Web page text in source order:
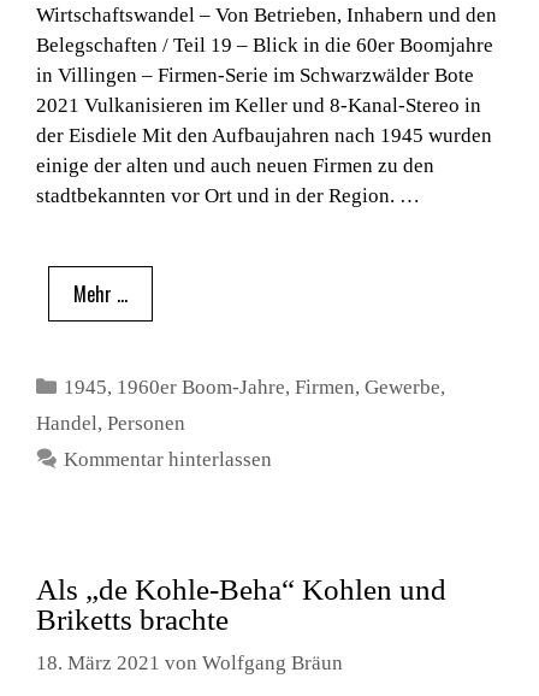
Wirtschaftswandel – Von Betrieben, Inhabern und den
Belegschaften / Teil 19 – Blick in die 60er Boomjahre
in Villingen – Firmen-Serie im Schwarzwälder Bote
2021 Vulkanisieren im Keller und 8-Kanal-Stereo in
der Eisdiele Mit den Aufbaujahren nach 1945 wurden
einige der alten und auch neuen Firmen zu den
stadtbekannten vor Ort und in der Region. …
Mehr …
Kategorien
1945, 1960er Boom-Jahre,Firmen,Gewerbe,
Handel, Personen
Kommentar hinterlassen
Als „de Kohle-Beha“ Kohlen und
Briketts brachte
18. März 2021 von Wolfgang Bräun